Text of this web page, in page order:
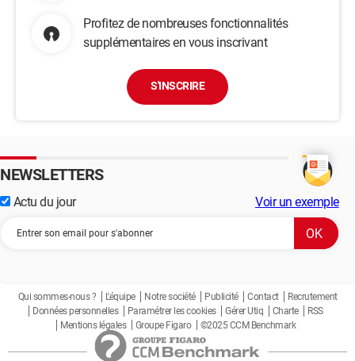
Profitez de nombreuses fonctionnalités
supplémentaires en vous inscrivant
S'INSCRIRE
NEWSLETTERS
Actu du jour Voir un exemple
Qui sommes-nous ? L'équipe Notre société Publicité Contact
Recrutement
Données personnelles
Paramétrer les cookies Gérer Utiq Charte
RSS
Mentions légales
Groupe Figaro ©2025 CCM Benchmark